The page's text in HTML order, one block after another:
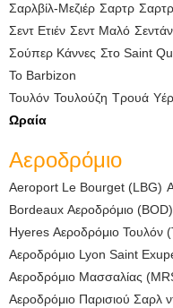
Σαρλβίλ-Μεζιέρ Σαρτρ
Σεντ Ετιέν Σεντ Μαλό Σεντάν
Σούπερ Κάννες Στο Saint
Το Barbizon
Τουλόν Τουλούζη Τρουά Υέρ
Ωραία
Αεροδρόμιο
Aeroport Le Bourget (LBG)
Bordeaux Αεροδρόμιο (BOD)
Hyeres Αεροδρόμιο Τουλόν
Αεροδρόμιο Lyon Saint
Αεροδρόμιο Μασσαλίας
Αεροδρόμιο Παρισιού Σαρλ